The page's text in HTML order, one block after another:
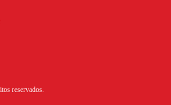
reservados.